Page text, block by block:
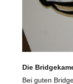
Die
Bei guten